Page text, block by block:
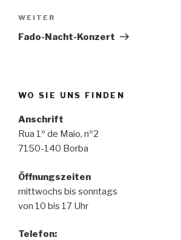
Nächster
Beitrag
WEITER
Fado-Nacht-Konzert
WO SIE UNS FINDEN
Anschrift
Rua 1º de Maio, nº2
7150-140 Borba
Öffnungszeiten
mittwochs bis sonntags
von 10 bis 17 Uhr
Telefon: